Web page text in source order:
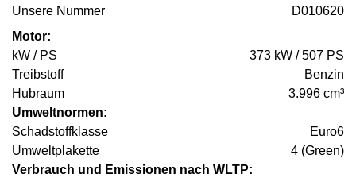
Unsere Nummer
D010620
Motor:
kW / PS
373 kW / 507 PS
Treibstoff
Benzin
Hubraum
3.996 cm³
Umweltnormen:
Schadstoffklasse
Euro6
Umweltplakette
4 (Green)
Verbrauch und Emissionen nach WLTP: